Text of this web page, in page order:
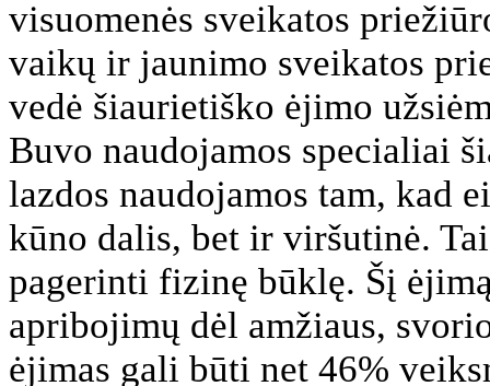
visuomenės sveikatos
vaikų ir jaunimo sveikatos
vedė šiaurietiško ėjimo
Buvo naudojamos specialiai
lazdos naudojamos tam, kad
kūno dalis, bet ir viršutinė.
pagerinti fizinę būklę. Šį
apribojimų dėl amžiaus,
ėjimas gali būti net 46%